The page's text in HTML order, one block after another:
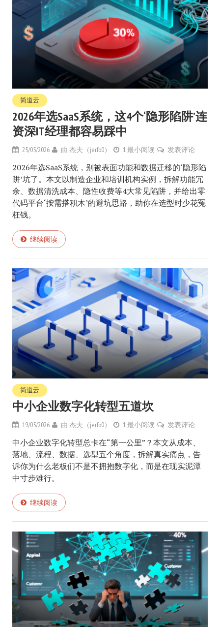
简道云
2026年选SaaS系统，这4个‘隐形陷阱’连
资深IT经理都容易踩中
25/05/2026 由 杰夫（jerfo0） 1 最小阅读 发表评论
2026年选SaaS系统，别被表面功能和数据迁移的‘隐形陷
阱’坑了。本文以制造企业和培训机构实例，拆解功能冗
余、数据清洗成本、隐性收费等4大常见陷阱，并给出零
代码平台‘按需搭积木’的避坑思路，助你在选型时少花冤
枉钱。
继续阅读
简道云
中小企业数字化转型五道坎
19/05/2026 由 杰夫（jerfo0） 1 最小阅读 发表评论
中小企业数字化转型总卡在“第一公里”？本文从成本、
落地、流程、数据、选型五个角度，拆解真实痛点，告
诉你为什么老板们不是不拥抱数字化，而是在现实泥潭
中寸步难行。
继续阅读